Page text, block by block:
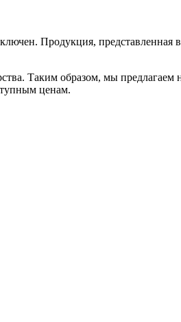
Продукция, представленная
Таким образом, мы предлагаем
ценам.